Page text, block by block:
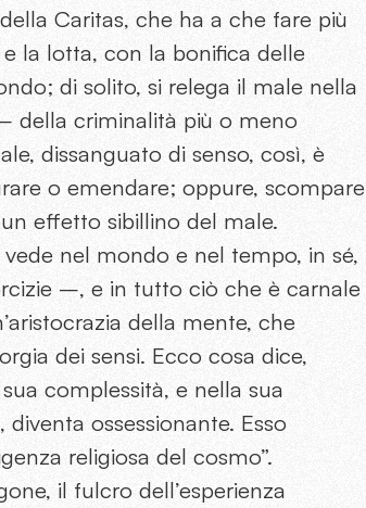
Caritas, che ha a che fare più
la lotta, con la bonifica delle
di solito, si relega il male nella
della criminalità più o meno
dissanguato di senso, così, è
o emendare; oppure, scompare
effetto sibillino del male.
nel mondo e nel tempo, in sé,
–, e in tutto ciò che è carnale
della mente, che
dei sensi. Ecco cosa dice,
complessità, e nella sua
ossessionante. Esso
religiosa del cosmo”.
il fulcro dell’esperienza